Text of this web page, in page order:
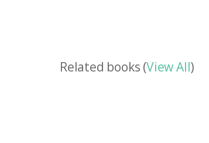
Related books (View All)